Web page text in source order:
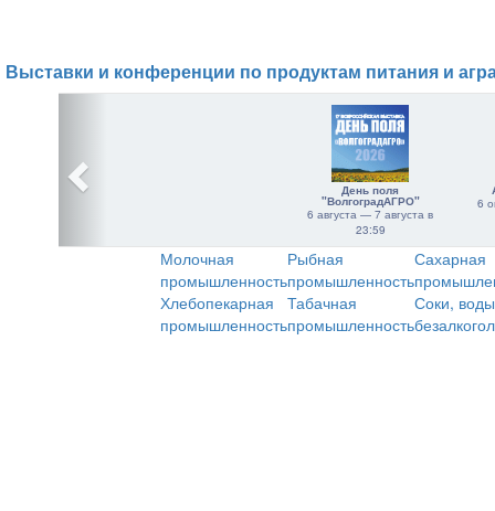
Выставки и конференции по продуктам питания и
День поля
"ВолгоградАГРО"
6 августа — 7 августа в
23:59
6
Молочная
промышленность
Рыбная
промышленность
Сахарная
Хлебопекарная
промышленность
Табачная
промышленность
Соки,